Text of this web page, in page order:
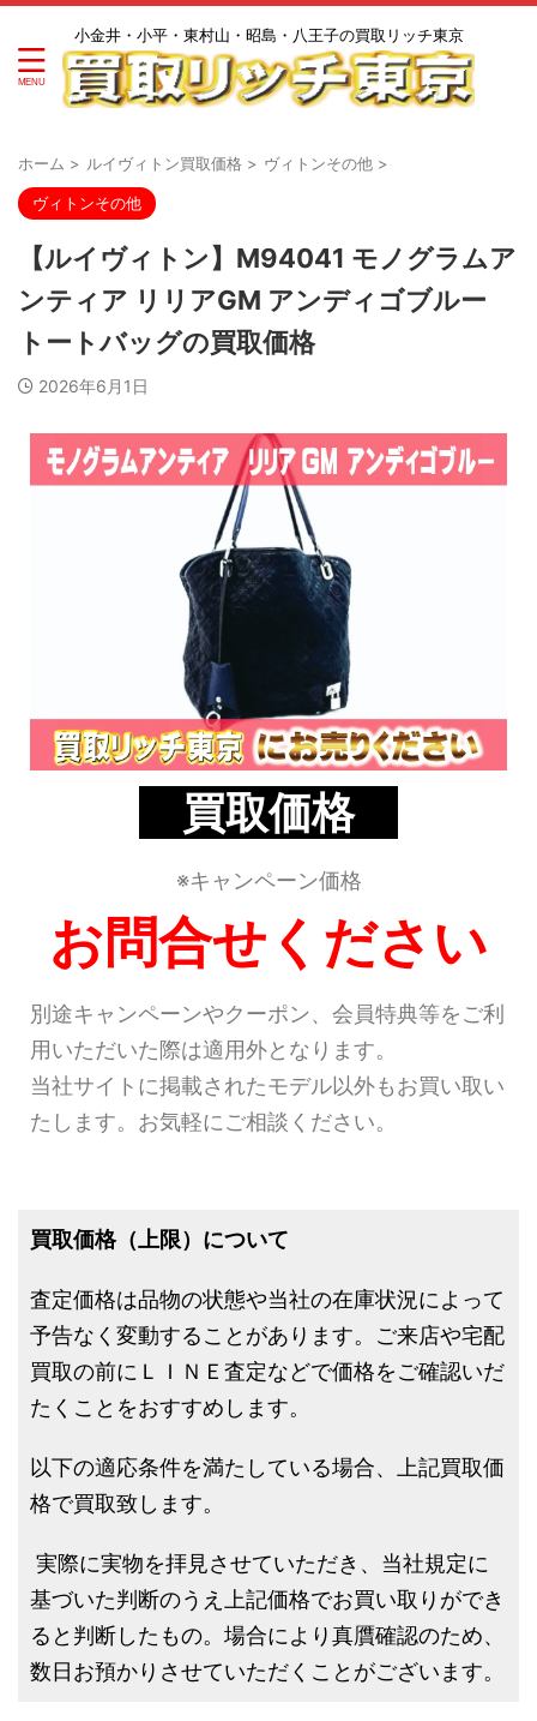
小金井・小平・東村山・昭島・八王子の買取リッチ東京
ホーム > ルイヴィトン買取価格 > ヴィトンその他 >
ヴィトンその他
【ルイヴィトン】M94041 モノグラムア
ンティア リリアGM アンディゴブルー
トートバッグの買取価格
2026年6月1日
買取価格
※キャンペーン価格
お問合せください
別途キャンペーンやクーポン、会員特典等をご利
用いただいた際は適用外となります。
当社サイトに掲載されたモデル以外もお買い取い
たします。お気軽にご相談ください。
買取価格（上限）について
査定価格は品物の状態や当社の在庫状況によって
予告なく変動することがあります。ご来店や宅配
買取の前にＬＩＮＥ査定などで価格をご確認いだ
たくことをおすすめします。
以下の適応条件を満たしている場合、上記買取価
格で買取致します。
実際に実物を拝見させていただき、当社規定に
基づいた判断のうえ上記価格でお買い取りができ
ると判断したもの。場合により真贋確認のため、
数日お預かりさせていただくことがございます。